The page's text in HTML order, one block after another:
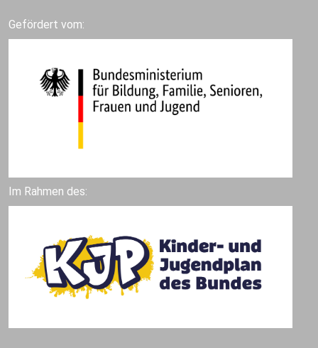
Gefördert vom:
Im Rahmen des: